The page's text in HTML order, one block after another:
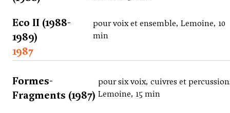
Eco II (1988-
1989)
pour voix et ensemble, Lemoine, 10
min
1987
Formes-
Fragments (1987)
pour six voix, cuivres et
Lemoine, 15 min